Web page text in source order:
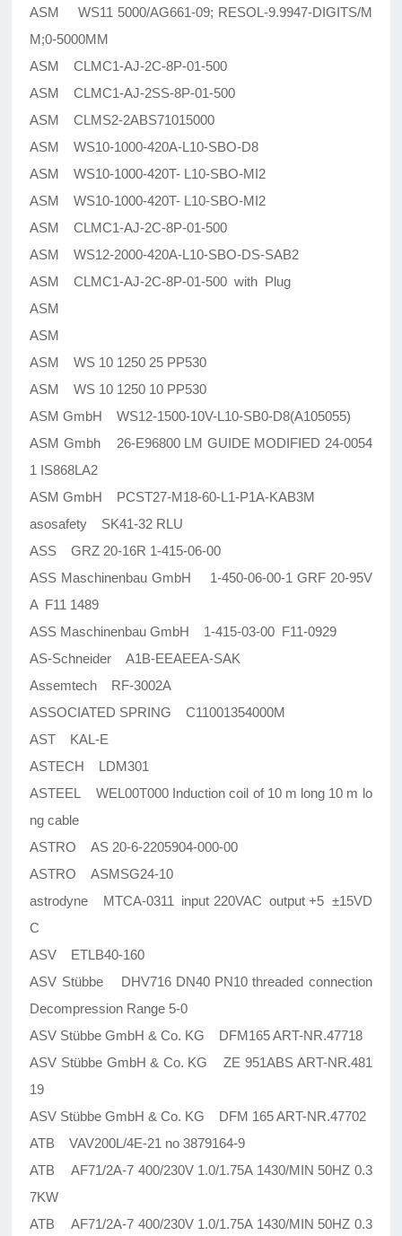
ASM WS11 5000/AG661-09; RESOL-9.9947-DIGITS/M
M;0-5000MM
ASM CLMC1-AJ-2C-8P-01-500
ASM CLMC1-AJ-2SS-8P-01-500
ASM CLMS2-2ABS71015000
ASM WS10-1000-420A-L10-SBO-D8
ASM WS10-1000-420T- L10-SBO-MI2
ASM WS10-1000-420T- L10-SBO-MI2
ASM CLMC1-AJ-2C-8P-01-500
ASM WS12-2000-420A-L10-SBO-DS-SAB2
ASM CLMC1-AJ-2C-8P-01-500 with Plug
ASM
ASM
ASM WS 10 1250 25 PP530
ASM WS 10 1250 10 PP530
ASM GmbH WS12-1500-10V-L10-SB0-D8(A105055)
ASM Gmbh 26-E96800 LM GUIDE MODIFIED 24-0054
1 IS868LA2
ASM GmbH PCST27-M18-60-L1-P1A-KAB3M
asosafety SK41-32 RLU
ASS GRZ 20-16R 1-415-06-00
ASS Maschinenbau GmbH 1-450-06-00-1 GRF 20-95V
A F11 1489
ASS Maschinenbau GmbH 1-415-03-00 F11-0929
AS-Schneider A1B-EEAEEA-SAK
Assemtech RF-3002A
ASSOCIATED SPRING C11001354000M
AST KAL-E
ASTECH LDM301
ASTEEL WEL00T000 Induction coil of 10 m long 10 m lo
ng cable
ASTRO AS 20-6-2205904-000-00
ASTRO ASMSG24-10
astrodyne MTCA-0311 input 220VAC output +5 ±15VD
C
ASV ETLB40-160
ASV Stübbe DHV716 DN40 PN10 threaded connection
Decompression Range 5-0
ASV Stübbe GmbH & Co. KG DFM165 ART-NR.47718
ASV Stübbe GmbH & Co. KG ZE 951ABS ART-NR.481
19
ASV Stübbe GmbH & Co. KG DFM 165 ART-NR.47702
ATB VAV200L/4E-21 no 3879164-9
ATB AF71/2A-7 400/230V 1.0/1.75A 1430/MIN 50HZ 0.3
7KW
ATB AF71/2A-7 400/230V 1.0/1.75A 1430/MIN 50HZ 0.3